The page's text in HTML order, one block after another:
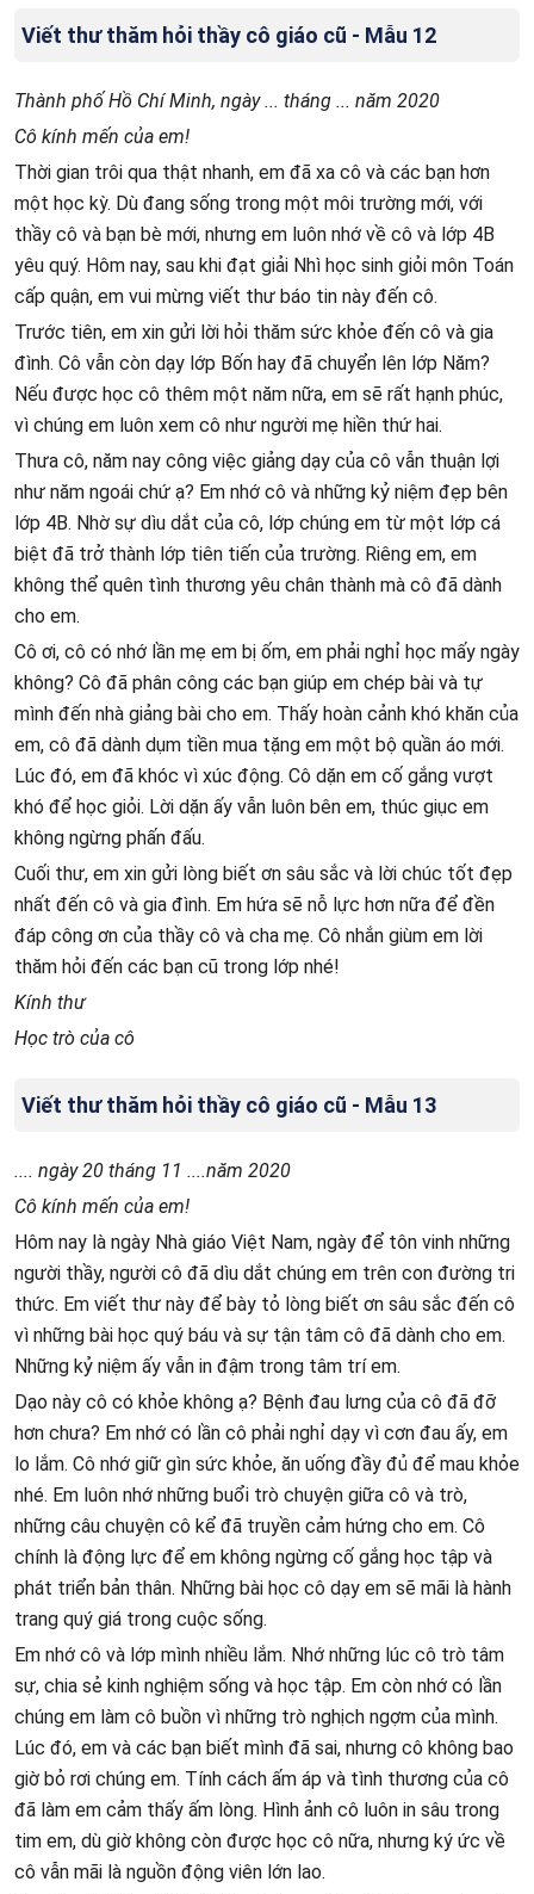
Viết thư thăm hỏi thầy cô giáo cũ - Mẫu 12
Thành phố Hồ Chí Minh, ngày ... tháng ... năm 2020
Cô kính mến của em!
Thời gian trôi qua thật nhanh, em đã xa cô và các bạn hơn
một học kỳ. Dù đang sống trong một môi trường mới, với
thầy cô và bạn bè mới, nhưng em luôn nhớ về cô và lớp 4B
yêu quý. Hôm nay, sau khi đạt giải Nhì học sinh giỏi môn Toán
cấp quận, em vui mừng viết thư báo tin này đến cô.
Trước tiên, em xin gửi lời hỏi thăm sức khỏe đến cô và gia
đình. Cô vẫn còn dạy lớp Bốn hay đã chuyển lên lớp Năm?
Nếu được học cô thêm một năm nữa, em sẽ rất hạnh phúc,
vì chúng em luôn xem cô như người mẹ hiền thứ hai.
Thưa cô, năm nay công việc giảng dạy của cô vẫn thuận lợi
như năm ngoái chứ ạ? Em nhớ cô và những kỷ niệm đẹp bên
lớp 4B. Nhờ sự dìu dắt của cô, lớp chúng em từ một lớp cá
biệt đã trở thành lớp tiên tiến của trường. Riêng em, em
không thể quên tình thương yêu chân thành mà cô đã dành
cho em.
Cô ơi, cô có nhớ lần mẹ em bị ốm, em phải nghỉ học mấy ngày
không? Cô đã phân công các bạn giúp em chép bài và tự
mình đến nhà giảng bài cho em. Thấy hoàn cảnh khó khăn của
em, cô đã dành dụm tiền mua tặng em một bộ quần áo mới.
Lúc đó, em đã khóc vì xúc động. Cô dặn em cố gắng vượt
khó để học giỏi. Lời dặn ấy vẫn luôn bên em, thúc giục em
không ngừng phấn đấu.
Cuối thư, em xin gửi lòng biết ơn sâu sắc và lời chúc tốt đẹp
nhất đến cô và gia đình. Em hứa sẽ nỗ lực hơn nữa để đền
đáp công ơn của thầy cô và cha mẹ. Cô nhắn giùm em lời
thăm hỏi đến các bạn cũ trong lớp nhé!
Kính thư
Học trò của cô
Viết thư thăm hỏi thầy cô giáo cũ - Mẫu 13
.... ngày 20 tháng 11 ....năm 2020
Cô kính mến của em!
Hôm nay là ngày Nhà giáo Việt Nam, ngày để tôn vinh những
người thầy, người cô đã dìu dắt chúng em trên con đường tri
thức. Em viết thư này để bày tỏ lòng biết ơn sâu sắc đến cô
vì những bài học quý báu và sự tận tâm cô đã dành cho em.
Những kỷ niệm ấy vẫn in đậm trong tâm trí em.
Dạo này cô có khỏe không ạ? Bệnh đau lưng của cô đã đỡ
hơn chưa? Em nhớ có lần cô phải nghỉ dạy vì cơn đau ấy, em
lo lắm. Cô nhớ giữ gìn sức khỏe, ăn uống đầy đủ để mau khỏe
nhé. Em luôn nhớ những buổi trò chuyện giữa cô và trò,
những câu chuyện cô kể đã truyền cảm hứng cho em. Cô
chính là động lực để em không ngừng cố gắng học tập và
phát triển bản thân. Những bài học cô dạy em sẽ mãi là hành
trang quý giá trong cuộc sống.
Em nhớ cô và lớp mình nhiều lắm. Nhớ những lúc cô trò tâm
sự, chia sẻ kinh nghiệm sống và học tập. Em còn nhớ có lần
chúng em làm cô buồn vì những trò nghịch ngợm của mình.
Lúc đó, em và các bạn biết mình đã sai, nhưng cô không bao
giờ bỏ rơi chúng em. Tính cách ấm áp và tình thương của cô
đã làm em cảm thấy ấm lòng. Hình ảnh cô luôn in sâu trong
tim em, dù giờ không còn được học cô nữa, nhưng ký ức về
cô vẫn mãi là nguồn động viên lớn lao.